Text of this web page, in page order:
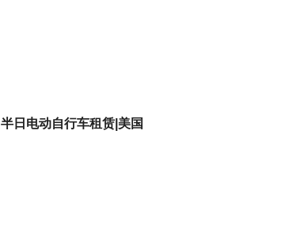
半日电动自行车租赁|美国